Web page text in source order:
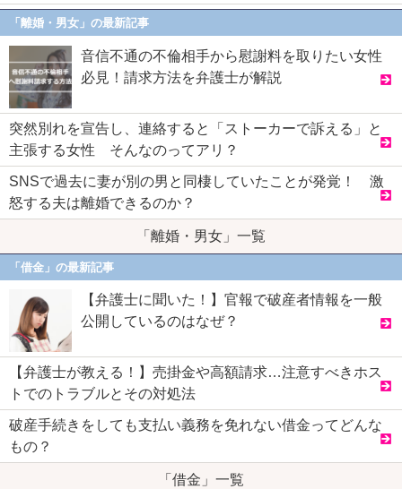
「離婚・男女」の最新記事
音信不通の不倫相手から慰謝料を取りたい女性
必見！請求方法を弁護士が解説
突然別れを宣告し、連絡すると「ストーカーで訴える」と
主張する女性 そんなのってアリ？
SNSで過去に妻が別の男と同棲していたことが発覚！ 激
怒する夫は離婚できるのか？
「離婚・男女」一覧
「借金」の最新記事
【弁護士に聞いた！】官報で破産者情報を一般
公開しているのはなぜ？
【弁護士が教える！】売掛金や高額請求…注意すべきホス
トでのトラブルとその対処法
破産手続きをしても支払い義務を免れない借金ってどんな
もの？
「借金」一覧